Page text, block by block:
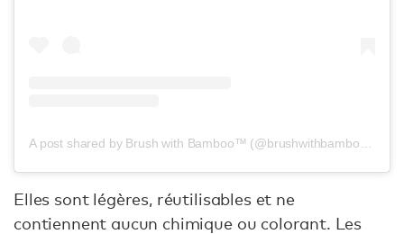
Elles sont légères, réutilisables et ne
contiennent aucun chimique ou colorant. Les